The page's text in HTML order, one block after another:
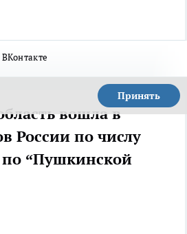
Принять
вошла в
России по числу
“Пушкинской